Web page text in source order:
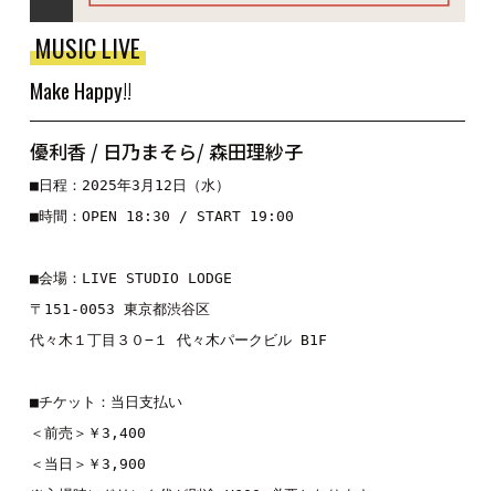
MUSIC LIVE
Make Happy!!
優利香 / 日乃まそら/ 森田理紗子
■日程：2025年3月12日（水）
■時間：OPEN 18:30 / START 19:00
■会場：LIVE STUDIO LODGE
〒151-0053 東京都渋谷区
代々木１丁目３０−１ 代々木パークビル B1F
■チケット：当日支払い
＜前売＞￥3,400
＜当日＞￥3,900